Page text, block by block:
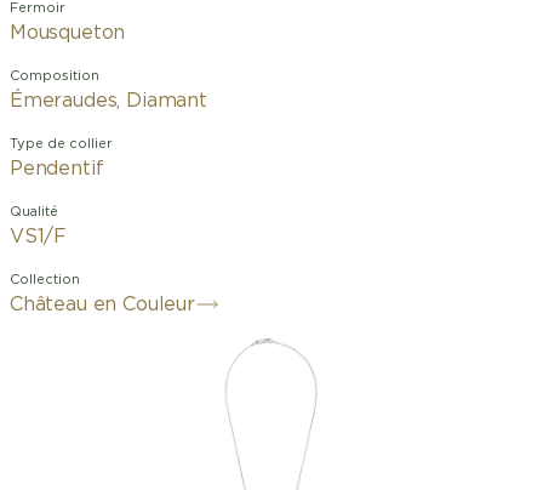
Fermoir
Mousqueton
Composition
Émeraudes, Diamant
Type de collier
Pendentif
Qualité
VS1/F
Collection
Château en Couleur